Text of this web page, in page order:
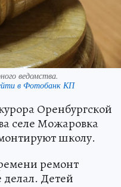
ведомства.
в Фотобанк КП
Оренбургской
селе Можаровка
школу.
ремонт
Детей